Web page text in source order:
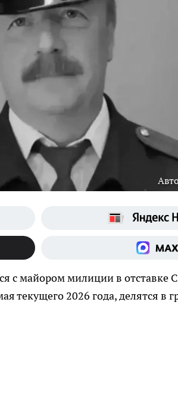
с майором милиции в отставке
текущего 2026 года, делятся в